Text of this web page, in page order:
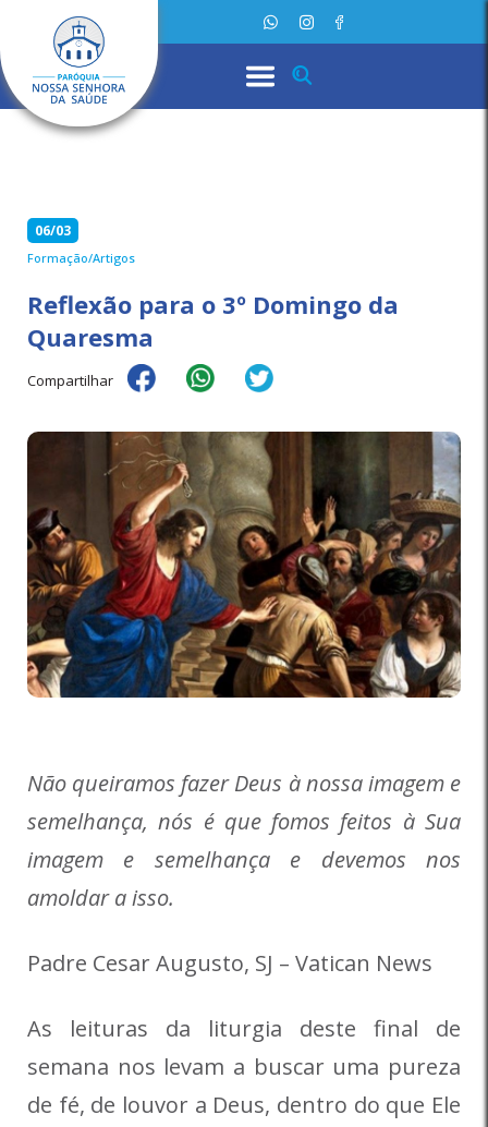
06/03
Formação/Artigos
Reflexão para o 3º Domingo da
Quaresma
Compartilhar
Não queiramos fazer Deus à nossa imagem e
semelhança, nós é que fomos feitos à Sua
imagem e semelhança e devemos nos
amoldar a isso.
Padre Cesar Augusto, SJ – Vatican News
As leituras da liturgia deste final de
semana nos levam a buscar uma pureza
de fé, de louvor a Deus, dentro do que Ele